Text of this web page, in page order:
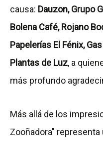
causa: Dauzon, Grupo
Bolena Café, Rojano
Papelerías El Fénix,
Plantas de Luz, a
más profundo
Más allá de los
Zooñadora"